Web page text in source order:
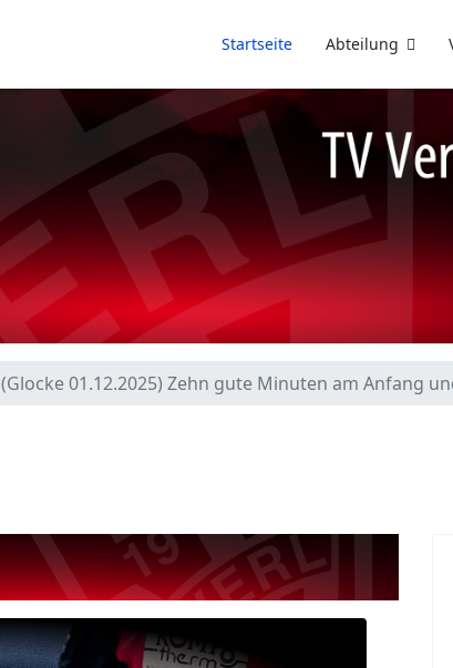
Startseite Abteilung
(Glocke 01.12.2025) Zehn gute Minuten am Anfang